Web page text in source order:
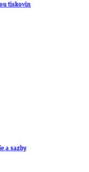
tiskovin
a sazby